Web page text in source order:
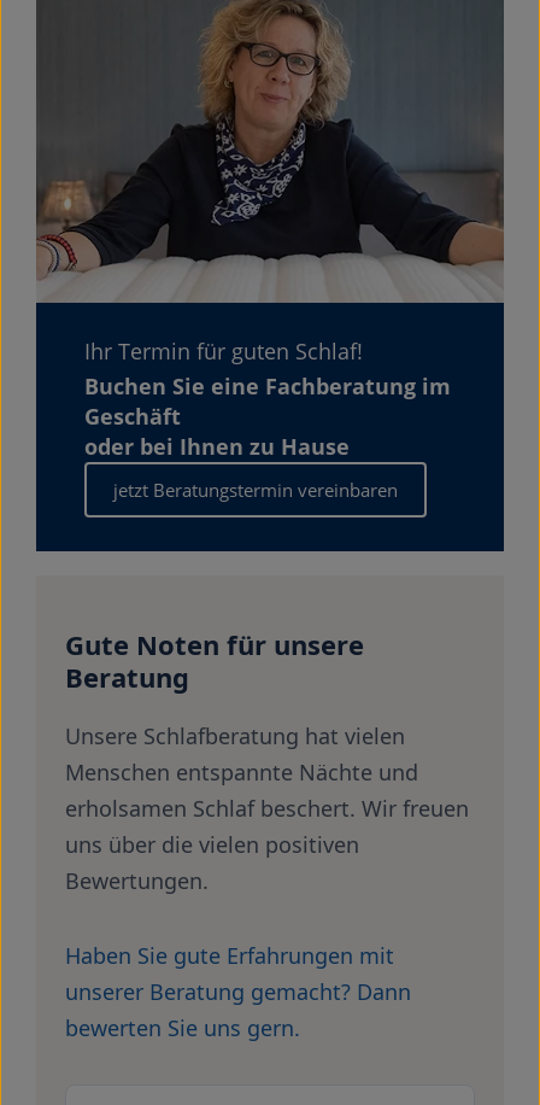
Ihr Termin für guten Schlaf!
Buchen Sie eine Fachberatung im
Geschäft
oder bei Ihnen zu Hause
jetzt Beratungstermin vereinbaren
Gute Noten für unsere
Beratung
Unsere Schlafberatung hat vielen
Menschen entspannte Nächte und
erholsamen Schlaf beschert. Wir freuen
uns über die vielen positiven
Bewertungen.
Haben Sie gute Erfahrungen mit
unserer Beratung gemacht? Dann
bewerten Sie uns gern.